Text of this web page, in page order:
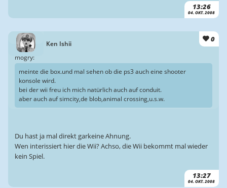
13:26
04. OKT. 2008
Ken Ishii
0
13:27
04. OKT. 2008
mogry:
meinte die box.und mal sehen ob die ps3 auch eine shooter
konsole wird.
bei der wii freu ich mich natürlich auch auf conduit.
aber auch auf simcity,de blob,animal crossing,u.s.w.
Du hast ja mal direkt garkeine Ahnung.
Wen interissiert hier die Wii? Achso, die Wii bekommt mal wieder
kein Spiel.